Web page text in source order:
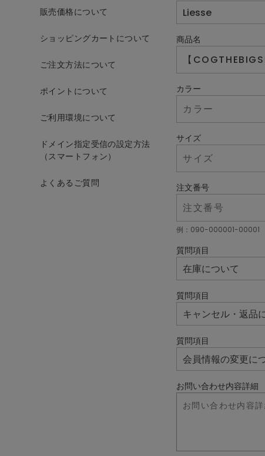
販売価格について
ショッピングカートについて
ご注文方法について
ポイントについて
ご利用環境について
ドメイン指定受信の設定方法
（スマートフォン）
よくあるご質問
商品名
カラー
サイズ
注文番号
例：090-000001-00001
質問項目
質問項目
質問項目
お問い合わせ内容詳細